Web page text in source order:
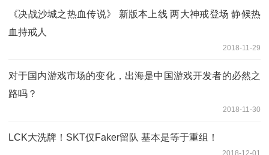
《决战沙城之热血传说》 新版本上线 两大神戒登场 静候热
血持戒人
2018-11-29
对于国内游戏市场的变化，出海是中国游戏开发者的必然之
路吗？
2018-11-30
LCK大洗牌！SKT仅Faker留队 基本是等于重组！
2018-12-01